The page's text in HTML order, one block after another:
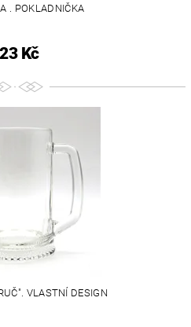
. POKLADNIČKA
Kč
VLASTNÍ DESIGN